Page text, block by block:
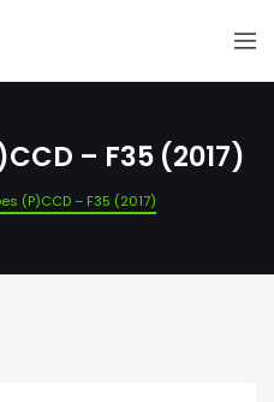
– F35 (2017)
(P)CCD – F35 (2017)